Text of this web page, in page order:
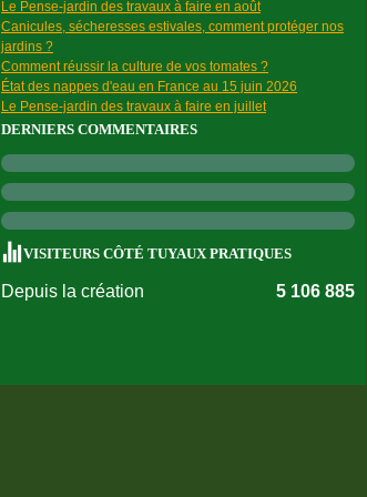
Le Pense-jardin des travaux à faire en août
Canicules, sécheresses estivales, comment protéger nos
jardins ?
Comment réussir la culture de vos tomates ?
État des nappes d'eau en France au 15 juin 2026
Le Pense-jardin des travaux à faire en juillet
DERNIERS COMMENTAIRES
VISITEURS CÔTÉ TUYAUX PRATIQUES
Depuis la création 5 106 885